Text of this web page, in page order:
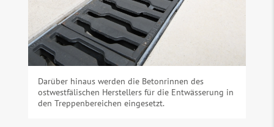
Darüber hinaus werden die Betonrinnen des
ostwestfälischen Herstellers für die Entwässerung in
den Treppenbereichen eingesetzt.